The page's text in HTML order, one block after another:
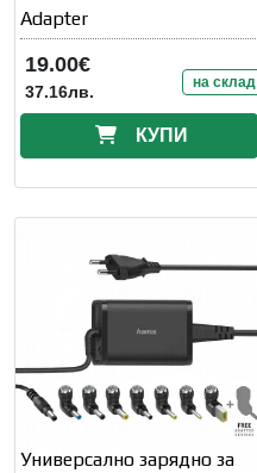
Adapter
19.00€
37.16лв. на склад
КУПИ
Универсално зарядно за